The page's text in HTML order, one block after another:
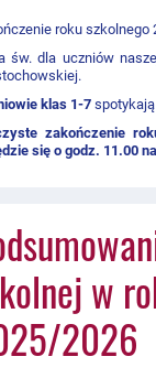
roku
św. dla uczniów
klas 1-7
zakończenie
się o godz. 11.00
w
2026